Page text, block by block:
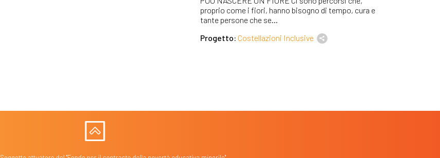
proprio come i fiori, hanno bisogno di tempo, cura e
tante persone che se...
Progetto: Costellazioni Inclusive